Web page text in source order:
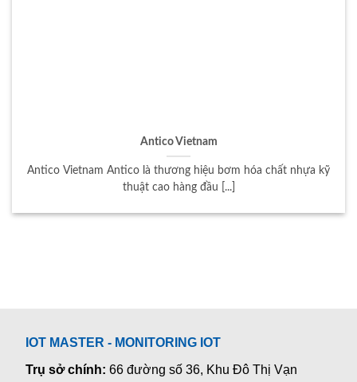
Antico Vietnam
Antico Vietnam Antico là thương hiệu bơm hóa chất nhựa kỹ
thuật cao hàng đầu [...]
IOT MASTER - MONITORING IOT
Trụ sở chính:66 đường số 36, Khu Đô Thị Vạn